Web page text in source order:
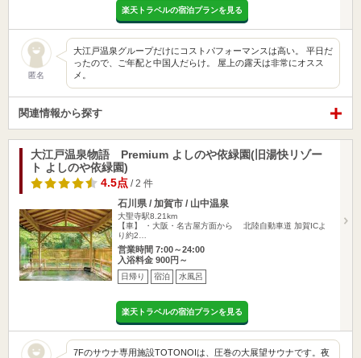
楽天トラベルの宿泊プランを見る
匿名
大江戸温泉グループだけにコストパフォーマンスは高い。 平日だ
ったので、ご年配と中国人だらけ。 屋上の露天は非常にオスス
メ。
関連情報から探す
大江戸温泉物語 Premium よしのや依緑園(旧湯快リゾー
ト よしのや依緑園)
4.5点 / 2 件
石川県 / 加賀市 / 山中温泉
大聖寺駅8.21km
【車】 ・大阪・名古屋方面から 北陸自動車道 加賀ICよ
り約2…
営業時間 7:00～24:00
入浴料金 900円～
日帰り 宿泊 水風呂
楽天トラベルの宿泊プランを見る
7Fのサウナ専用施設TOTONOIは、圧巻の大展望サウナです。夜